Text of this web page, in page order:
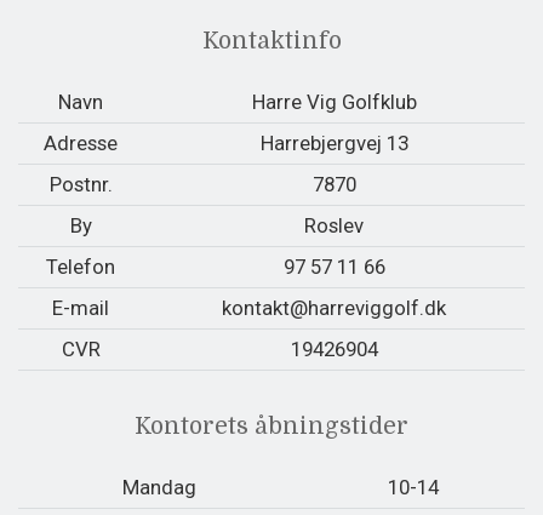
Kontaktinfo
Navn
Harre Vig Golfklub
Adresse
Harrebjergvej 13
Postnr.
7870
By
Roslev
Telefon
97 57 11 66
E-mail
kontakt@harreviggolf.dk
CVR
19426904
Kontorets åbningstider
Mandag
10-14